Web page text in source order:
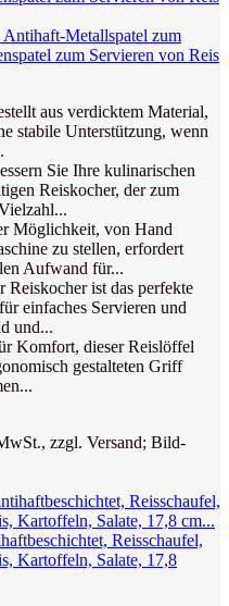
Antihaft-Metallspatel zum
zum Servieren von Reis
aus verdicktem Material,
stabile Unterstützung, wenn
Sie Ihre kulinarischen
Reiskocher, der zum
Möglichkeit, von Hand
zu stellen, erfordert
Aufwand für...
Reiskocher ist das perfekte
einfaches Servieren und
und...
Komfort, dieser Reislöffel
gestalteten Griff
zzgl. Versand; Bild-
Reisschaufel,
Kartoffeln, Salate, 17,8